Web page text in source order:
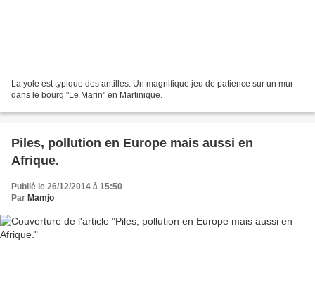
La yole est typique des antilles. Un magnifique jeu de patience sur un mur
dans le bourg "Le Marin" en Martinique.
Piles, pollution en Europe mais aussi en
Afrique.
Publié le 26/12/2014 à 15:50
Par Mamjo